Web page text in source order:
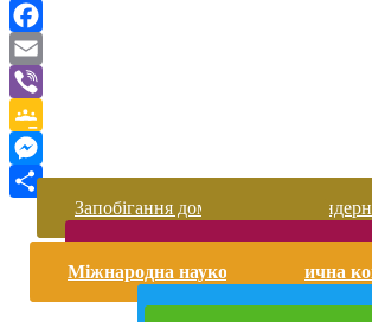
Facebook
Email
Viber
Google
Classroom
Messenger
ПоділитисяЗапобігання домашньому та
Міжнародна науково-практична